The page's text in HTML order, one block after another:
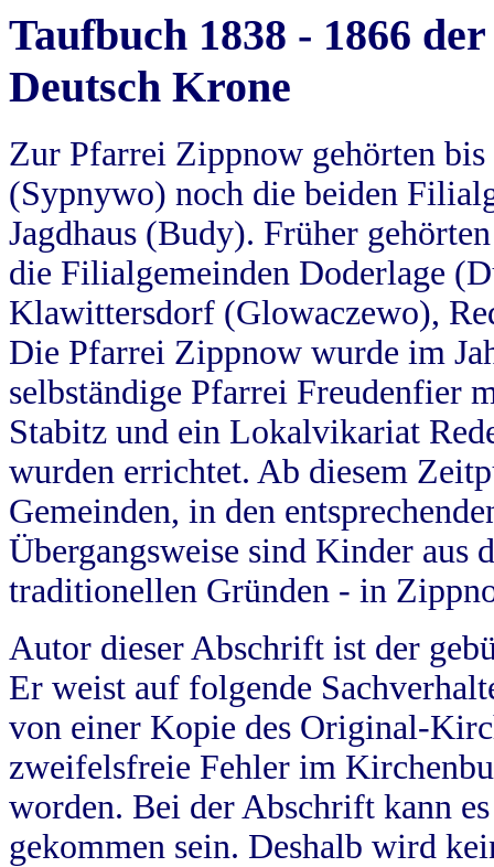
Taufbuch 1838 - 1866
Deutsch Krone
Zur Pfarrei Zippnow gehörten
(Sypnywo) noch die beiden
Jagdhaus (Budy). Früher
die Filialgemeinden Doderlage
Klawittersdorf (Glowaczewo),
Die Pfarrei Zippnow wurde im
selbständige Pfarrei Freudenfier
Stabitz und ein Lokalvikariat
wurden errichtet. Ab diesem
Gemeinden, in den
Übergangsweise sind Kinder aus
traditionellen Gründen - in
Autor dieser Abschrift ist der
Er weist auf folgende
von einer Kopie des Original-
zweifelsfreie Fehler im
worden. Bei der Abschrift kann
gekommen sein. Deshalb wird